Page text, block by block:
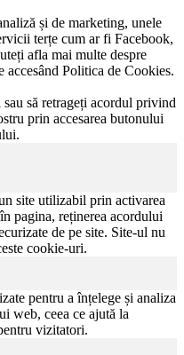
și de marketing, unele
terțe cum ar fi Facebook,
afla mai multe despre
accesând Politica de Cookies.
să retrageți acordul privind
prin accesarea butonului
site utilizabil prin activarea
pagina, reținerea acordului
de pe site. Site-ul nu
cookie-uri.
pentru a înțelege și analiza
web, ceea ce ajută la
vizitatori.